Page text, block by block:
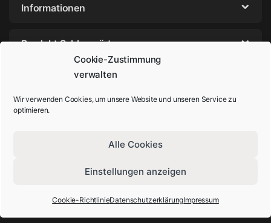
Cookie-Zustimmung
verwalten
Wir verwenden Cookies, um unsere Website und unseren Service zu
optimieren.
Alle Cookies
Einstellungen anzeigen
Cookie-RichtlinieDatenschutzerklärungImpressum
Informationen
Produkt Schlagwörter
+49-202-29572854